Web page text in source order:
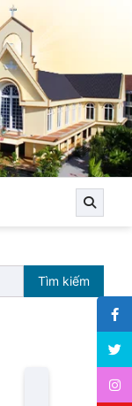
Tìm kiếm